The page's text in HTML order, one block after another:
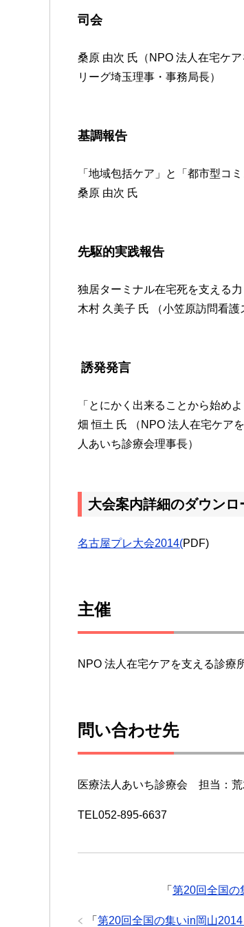
司会
桑原 由次 氏（NPO 法人在宅ケ
リーグ埼玉理事・事務局長）
基調報告
「地域包括ケア」と「都市型コミ
桑原 由次 氏
先駆的実践報告
独居ターミナル在宅死を支える力
木村 久美子 氏 （小笠原訪問看護
誘発発言
「とにかく出来ることから始めよ
畑 恒土 氏 （NPO 法人在宅ケア
人あいち診療会理事長）
大会案内詳細のダウンロ
名古屋プレ大会2014(PDF)
主催
NPO 法人在宅ケアを支える診療
問い合わせ先
医療法人あいち診療会 担当：荒
TEL052-895-6637
「 第20回全国
「 第20回全国の集いin岡山